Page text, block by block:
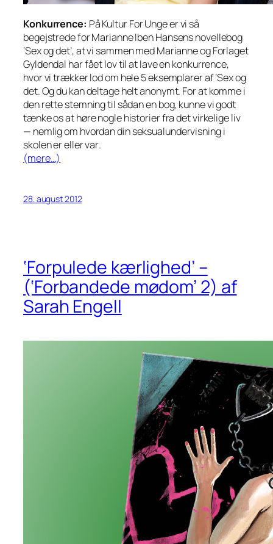
Konkurrence: På Kultur For Unge er vi så
begejstrede for Marianne Iben Hansens novellebog
‘Sex og det’, at vi sammen med Marianne og Forlaget
Gyldendal har fået lov til at lave en konkurrence,
hvor vi trækker lod om hele 5 eksemplarer af ‘Sex og
det. Og du kan deltage helt anonymt. For at komme i
den rette stemning til sådan en bog, kunne vi godt
tænke os at høre nogle historier fra det virkelige liv
— nemlig om hvordandinseksualundervisning i
skolenerellervar.
(mere…)
28. august 2012
‘Forpulede kærlighed’ –
(‘Forbandede mødom’ 2) af
Sarah Engell